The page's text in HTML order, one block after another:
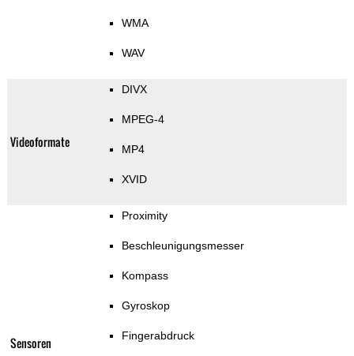
WMA
WAV
Videoformate
DIVX
MPEG-4
MP4
XVID
Sensoren
Proximity
Beschleunigungsmesser
Kompass
Gyroskop
Fingerabdruck